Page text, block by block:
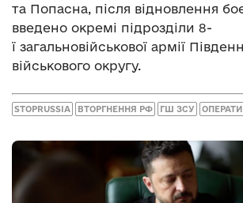
та Попасна, після відновлення
введено окремі підрозділи 8-
ї загальновійськової армії
військового округу.
STOPRUSSIA ВТОРГНЕННЯ РФ ГШ ЗСУ